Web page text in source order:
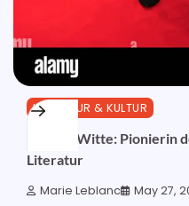
LITERATUR & KULTUR
Simone Witte: Pionierin
Literatur
Marie Leblanc May 27,